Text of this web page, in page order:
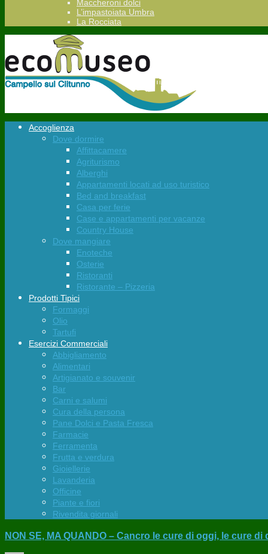
Maccheroni dolci
L’impastoiata Umbra
La Rocciata
Accoglienza
Dove dormire
Affittacamere
Agriturismo
Alberghi
Appartamenti locati ad uso turistico
Bed and breakfast
Casa per ferie
Case e appartamenti per vacanze
Country House
Dove mangiare
Enoteche
Osterie
Ristoranti
Ristorante – Pizzeria
Prodotti Tipici
Formaggi
Olio
Tartufi
Esercizi Commerciali
Abbigliamento
Alimentari
Artigianato e souvenir
Bar
Carni e salumi
Cura della persona
Pane Dolci e Pasta Fresca
Farmacie
Ferramenta
Frutta e verdura
Gioiellerie
Lavanderia
Officine
Piante e fiori
Rivendita giornali
NON SE, MA QUANDO – Cancro le cure di oggi, le cure di